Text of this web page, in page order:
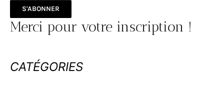
S'ABONNER
Merci pour votre inscription !
CATÉGORIES